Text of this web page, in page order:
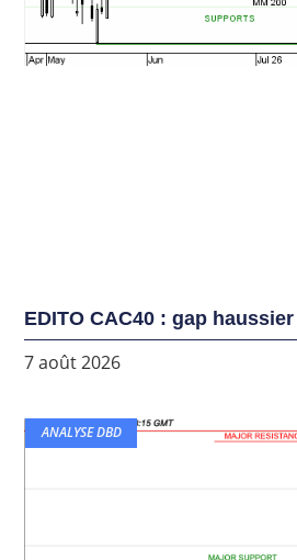
EDITO CAC40 : gap
7 août 2026
ANALYSE DBD